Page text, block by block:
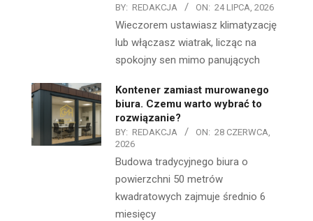
BY: REDAKCJA ON: 24 LIPCA, 2026
Wieczorem ustawiasz klimatyzację
lub włączasz wiatrak, licząc na
spokojny sen mimo panujących
Kontener zamiast murowanego
biura. Czemu warto wybrać to
rozwiązanie?
BY: REDAKCJA ON: 28 CZERWCA,
2026
Budowa tradycyjnego biura o
powierzchni 50 metrów
kwadratowych zajmuje średnio 6
miesięcy